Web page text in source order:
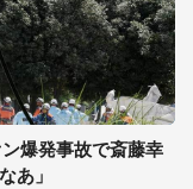
爆発事故で斎藤幸
あ」